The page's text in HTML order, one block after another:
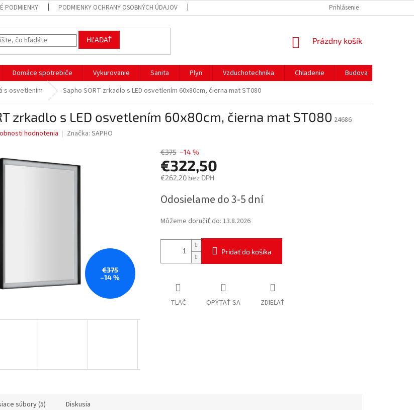
PODMIENKY PODMIENKY OCHRANY OSOBNÝCH ÚDAJOV PREPRAVA A PLATBYPrihlásenie
HĽADAŤ
NÁKUPNÝ
Prázdny košík
Domáce spotrebiče Vykurovanie Sanita Plyn Vzduchotechnika Chladenie Budova
s osvetlením Sapho SORT zrkadlo s LED osvetlením 60x80cm, čierna mat ST080
zrkadlo s LED osvetlením 60x80cm, čierna mat ST080 24686
hodnotenia Značka: SAPHO
€375
–14 %
€375 –14 %
€322,50
€262,20 bez DPH
cena:
Odosielame do 3-5 dní
Môžeme doručiť do: 13.8.2026
Pridať do košíka
TLAČ OPÝTAŤ SA ZDIEĽAŤ
súbory (5) Diskusia